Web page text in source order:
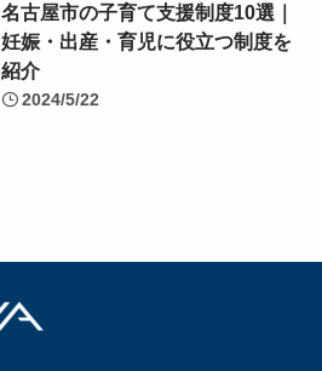
名古屋市の子育て支援制度10選｜
妊娠・出産・育児に役立つ制度を
紹介
2024/5/22